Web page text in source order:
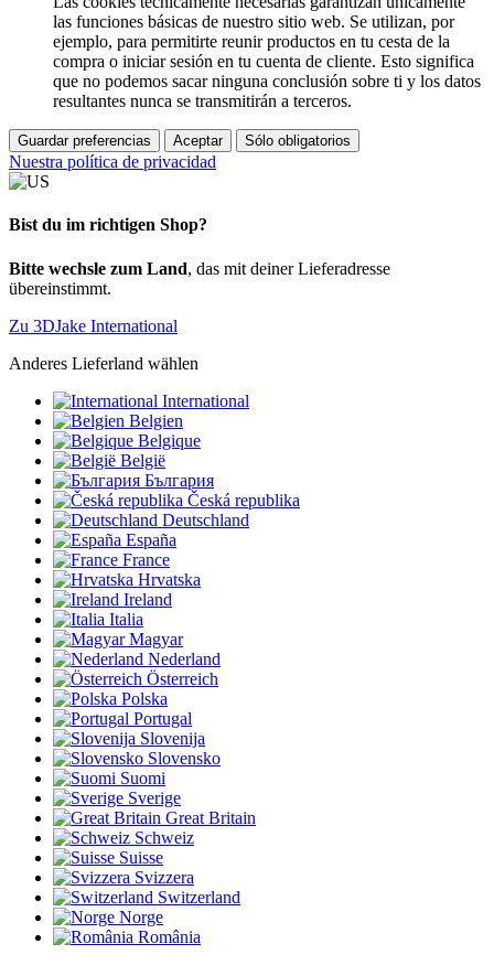
las funciones básicas de nuestro sitio web. Se utilizan, por
ejemplo, para permitirte reunir productos en tu cesta de la
compra o iniciar sesión en tu cuenta de cliente. Esto significa
que no podemos sacar ninguna conclusión sobre ti y los datos
resultantes nunca se transmitirán a terceros.
Guardar preferencias Aceptar Sólo obligatorios
Nuestra política de privacidad
Bist du im richtigen Shop?
Bitte wechsle zum Land, das mit deiner Lieferadresse
übereinstimmt.
Zu 3DJake International
Anderes Lieferland wählen
International
Belgien
Belgique
België
България
Česká republika
Deutschland
España
France
Hrvatska
Ireland
Italia
Magyar
Nederland
Österreich
Polska
Portugal
Slovenija
Slovensko
Suomi
Sverige
Great Britain
Schweiz
Suisse
Svizzera
Switzerland
Norge
România